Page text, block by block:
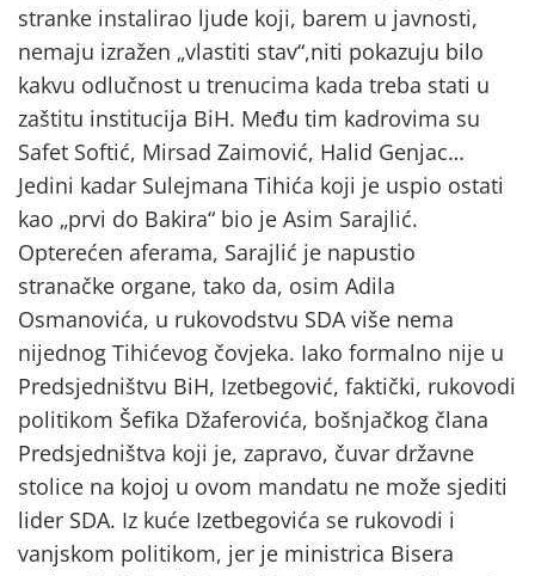
stranke instalirao ljude koji, barem u javnosti,
nemaju izražen „vlastiti stav“,niti pokazuju bilo
kakvu odlučnost u trenucima kada treba stati u
zaštitu institucija BiH. Među tim kadrovima su
Safet Softić, Mirsad Zaimović, Halid Genjac…
Jedini kadar Sulejmana Tihića koji je uspio ostati
kao „prvi do Bakira“ bio je Asim Sarajlić.
Opterećen aferama, Sarajlić je napustio
stranačke organe, tako da, osim Adila
Osmanovića, u rukovodstvu SDA više nema
nijednog Tihićevog čovjeka. Iako formalno nije u
Predsjedništvu BiH, Izetbegović, faktički, rukovodi
politikom Šefika Džaferovića, bošnjačkog člana
Predsjedništva koji je, zapravo, čuvar državne
stolice na kojoj u ovom mandatu ne može sjediti
lider SDA. Iz kuće Izetbegovića se rukovodi i
vanjskom politikom, jer je ministrica Bisera